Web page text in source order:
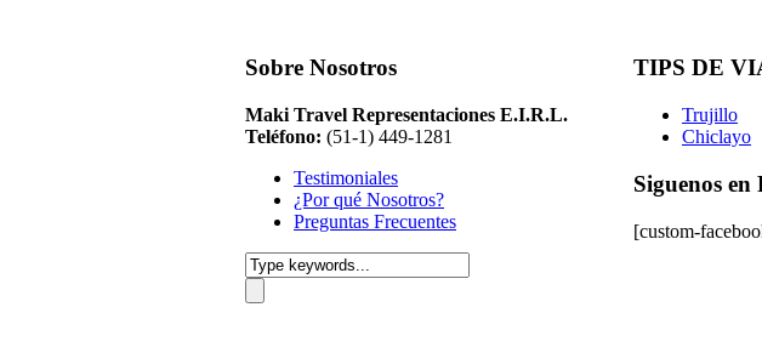
Sobre Nosotros
Maki Travel Representaciones E.I.R.L.
Teléfono: (51-1) 449-1281
Testimoniales
¿Por qué Nosotros?
Preguntas Frecuentes
TIPS DE
Trujillo
Chiclayo
Siguenos en
[custom-